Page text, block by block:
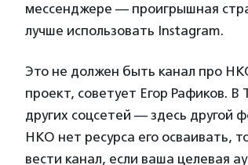
мессенджере — проигрышная
лучше использовать Instagram.
Это не должен быть канал про
проект, советует Егор Рафиков.
других соцсетей — здесь другой
НКО нет ресурса его осваивать,
вести канал, если ваша целевая